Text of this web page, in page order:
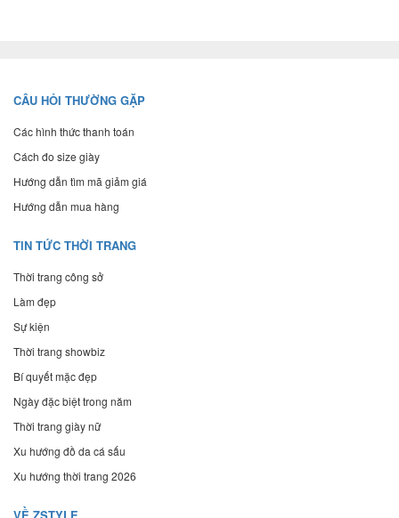
CÂU HỎI THƯỜNG GẶP
Các hình thức thanh toán
Cách đo size giày
Hướng dẫn tìm mã giảm giá
Hướng dẫn mua hàng
TIN TỨC THỜI TRANG
Thời trang công sở
Làm đẹp
Sự kiện
Thời trang showbiz
Bí quyết mặc đẹp
Ngày đặc biệt trong năm
Thời trang giày nữ
Xu hướng đồ da cá sấu
Xu hướng thời trang 2026